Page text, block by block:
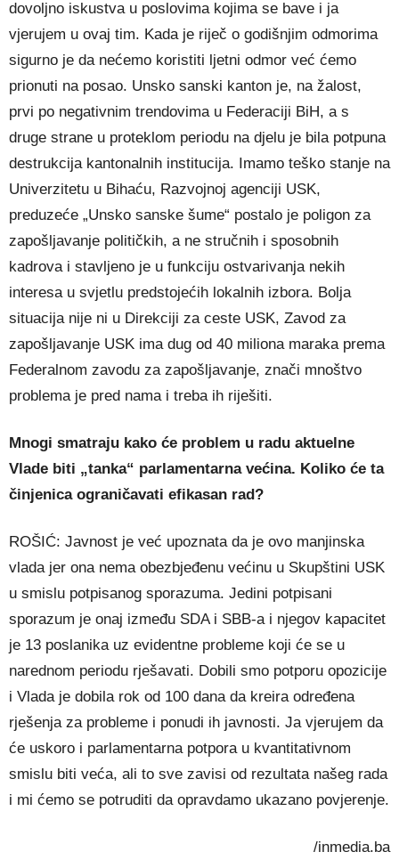
dovoljno iskustva u poslovima kojima se bave i ja
vjerujem u ovaj tim. Kada je riječ o godišnjim odmorima
sigurno je da nećemo koristiti ljetni odmor već ćemo
prionuti na posao. Unsko sanski kanton je, na žalost,
prvi po negativnim trendovima u Federaciji BiH, a s
druge strane u proteklom periodu na djelu je bila potpuna
destrukcija kantonalnih institucija. Imamo teško stanje na
Univerzitetu u Bihaću, Razvojnoj agenciji USK,
preduzeće „Unsko sanske šume“ postalo je poligon za
zapošljavanje političkih, a ne stručnih i sposobnih
kadrova i stavljeno je u funkciju ostvarivanja nekih
interesa u svjetlu predstojećih lokalnih izbora. Bolja
situacija nije ni u Direkciji za ceste USK, Zavod za
zapošljavanje USK ima dug od 40 miliona maraka prema
Federalnom zavodu za zapošljavanje, znači mnoštvo
problema je pred nama i treba ih riješiti.
Mnogi smatraju kako će problem u radu aktuelne
Vlade biti „tanka“ parlamentarna većina. Koliko će ta
činjenica ograničavati efikasan rad?
ROŠIĆ: Javnost je već upoznata da je ovo manjinska
vlada jer ona nema obezbjeđenu većinu u Skupštini USK
u smislu potpisanog sporazuma. Jedini potpisani
sporazum je onaj između SDA i SBB-a i njegov kapacitet
je 13 poslanika uz evidentne probleme koji će se u
narednom periodu rješavati. Dobili smo potporu opozicije
i Vlada je dobila rok od 100 dana da kreira određena
rješenja za probleme i ponudi ih javnosti. Ja vjerujem da
će uskoro i parlamentarna potpora u kvantitativnom
smislu biti veća, ali to sve zavisi od rezultata našeg rada
i mi ćemo se potruditi da opravdamo ukazano povjerenje.
/inmedia.ba